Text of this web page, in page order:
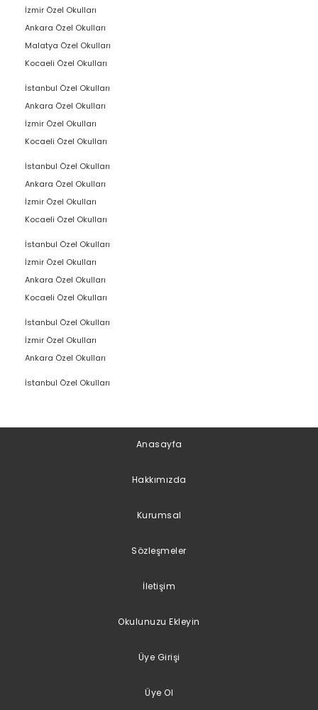
İzmir Özel Okulları
Ankara Özel Okulları
Malatya Özel Okulları
Kocaeli Özel Okulları
İstanbul Özel Okulları
Ankara Özel Okulları
İzmir Özel Okulları
Kocaeli Özel Okulları
İstanbul Özel Okulları
Ankara Özel Okulları
İzmir Özel Okulları
Kocaeli Özel Okulları
İstanbul Özel Okulları
İzmir Özel Okulları
Ankara Özel Okulları
Kocaeli Özel Okulları
İstanbul Özel Okulları
İzmir Özel Okulları
Ankara Özel Okulları
İstanbul Özel Okulları
Anasayfa
Hakkımızda
Kurumsal
Sözleşmeler
İletişim
Okulunuzu Ekleyin
Üye Girişi
Üye Ol